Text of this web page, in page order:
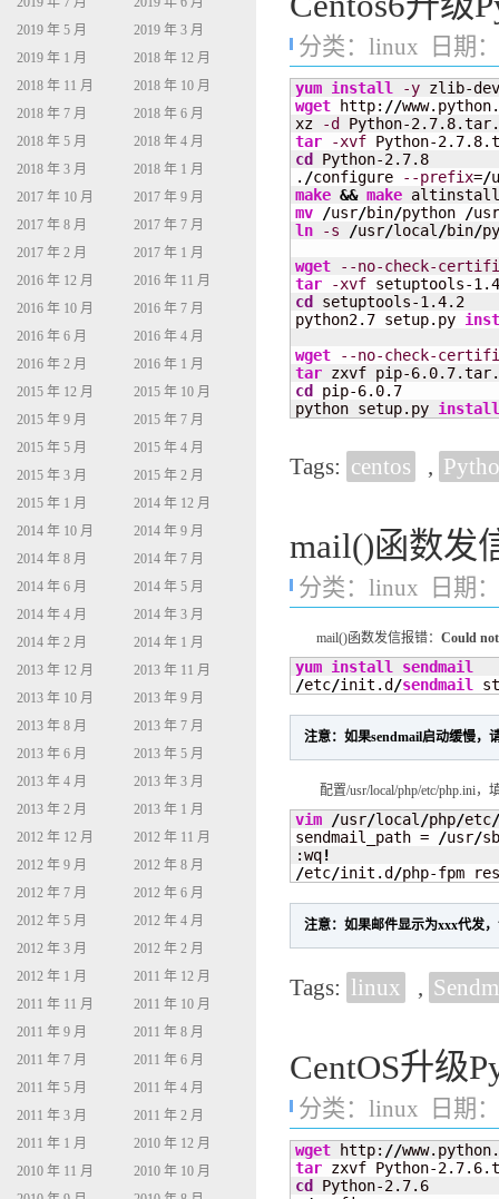
分类： linux 日期
yum install -y zlib-
wget http: //
xz
-d
tar
-xvf
cd Python-2.7.8
. /configure --prefix=/
make && make
mv
/usr/bin/python /usr
ln
-s /usr/local /bin/
wget
--no-check-
tar
-xvf
cd setuptools-1.4.2
python2.7 setup.py
wget
--no-check-
tar
cd pip-6.0.7
python setup.py install
Tags: centos ,
mail()函数发
分类： linux 日期
mail()函数发信报错： Could
yum install
sendmail
/etc/init.d/sendmail
注意：如果sendmail启动缓慢，
配置/usr/local/php/etc/php.ini，
vim /usr/local /php/etc/
sendmail_path =
/usr/
:wq!
/etc/init.d/php-fpm
注意：如果邮件显示为xxx代发
Tags: linux ,
CentOS升级
分类： linux 日期
wget http: //
tar
cd Python-2.7.6
2019 年 5 月
2019 年 3 月
2019 年 1 月
2018 年 12 月
2018 年 11 月
2018 年 10 月
2018 年 7 月
2018 年 6 月
2018 年 5 月
2018 年 4 月
2018 年 3 月
2018 年 1 月
2017 年 10 月
2017 年 9 月
2017 年 8 月
2017 年 7 月
2017 年 2 月
2017 年 1 月
2016 年 12 月
2016 年 11 月
2016 年 10 月
2016 年 7 月
2016 年 6 月
2016 年 4 月
2016 年 2 月
2016 年 1 月
2015 年 12 月
2015 年 10 月
2015 年 9 月
2015 年 7 月
2015 年 5 月
2015 年 4 月
2015 年 3 月
2015 年 2 月
2015 年 1 月
2014 年 12 月
2014 年 10 月
2014 年 9 月
2014 年 8 月
2014 年 7 月
2014 年 6 月
2014 年 5 月
2014 年 4 月
2014 年 3 月
2014 年 2 月
2014 年 1 月
2013 年 12 月
2013 年 11 月
2013 年 10 月
2013 年 9 月
2013 年 8 月
2013 年 7 月
2013 年 6 月
2013 年 5 月
2013 年 4 月
2013 年 3 月
2013 年 2 月
2013 年 1 月
2012 年 12 月
2012 年 11 月
2012 年 9 月
2012 年 8 月
2012 年 7 月
2012 年 6 月
2012 年 5 月
2012 年 4 月
2012 年 3 月
2012 年 2 月
2012 年 1 月
2011 年 12 月
2011 年 11 月
2011 年 10 月
2011 年 9 月
2011 年 8 月
2011 年 7 月
2011 年 6 月
2011 年 5 月
2011 年 4 月
2011 年 3 月
2011 年 2 月
2011 年 1 月
2010 年 12 月
2010 年 11 月
2010 年 10 月